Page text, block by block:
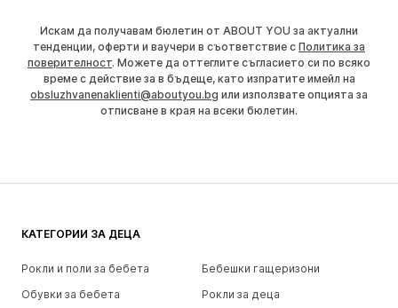
Искам да получавам бюлетин от ABOUT YOU за актуални
тенденции, оферти и ваучери в съответствие с Политика за
поверителност. Можете да оттеглите съгласието си по всяко
време с действие за в бъдеще, като изпратите имейл на
obsluzhvanenaklienti@aboutyou.bg или използвате опцията за
отписване в края на всеки бюлетин.
КАТЕГОРИИ ЗА ДЕЦА
Рокли и поли за бебета
Бебешки гащеризони
Обувки за бебета
Рокли за деца